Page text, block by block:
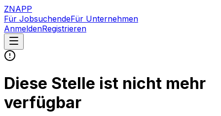
ZNAPP
Für JobsuchendeFür Unternehmen
AnmeldenRegistrieren
Diese Stelle ist nicht mehr
verfügbar